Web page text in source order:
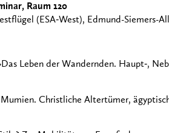
Raum 120
(ESA‐West), Edmund-Siemers-
Leben der Wandernden. Haupt‐,
Christliche Altertümer,